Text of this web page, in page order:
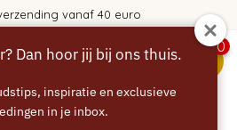
40 euro
0
Dan hoor jij bij ons thuis.
inspiratie en exclusieve
in je inbox.